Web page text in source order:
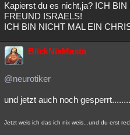
Kapierst du es nicht,ja? ICH
FREUND ISRAELS!
ICH BIN NICHT MAL EIN
BlickNixMasta
@neurotiker
und jetzt auch noch gesperrt........
Jetzt weis ich das ich nix weis...und du erst